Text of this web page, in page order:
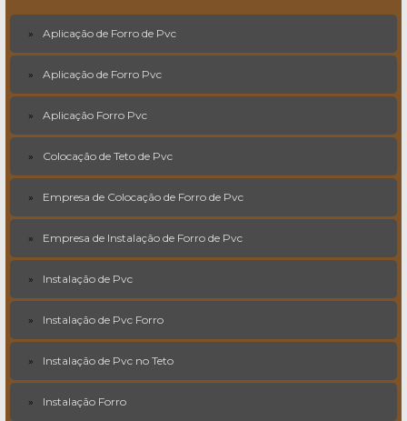
Aplicação de Forro de Pvc
Aplicação de Forro Pvc
Aplicação Forro Pvc
Colocação de Teto de Pvc
Empresa de Colocação de Forro de Pvc
Empresa de Instalação de Forro de Pvc
Instalação de Pvc
Instalação de Pvc Forro
Instalação de Pvc no Teto
Instalação Forro